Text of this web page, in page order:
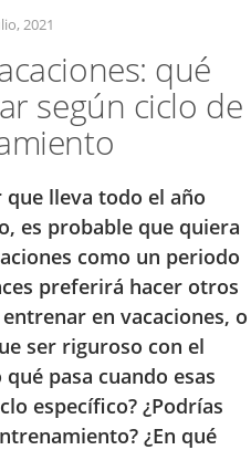
2021
qué
según ciclo de
lleva todo el año
es probable que quiera
como un periodo
preferirá hacer otros
en vacaciones, o
ser riguroso con el
pasa cuando esas
específico? ¿Podrías
¿En qué